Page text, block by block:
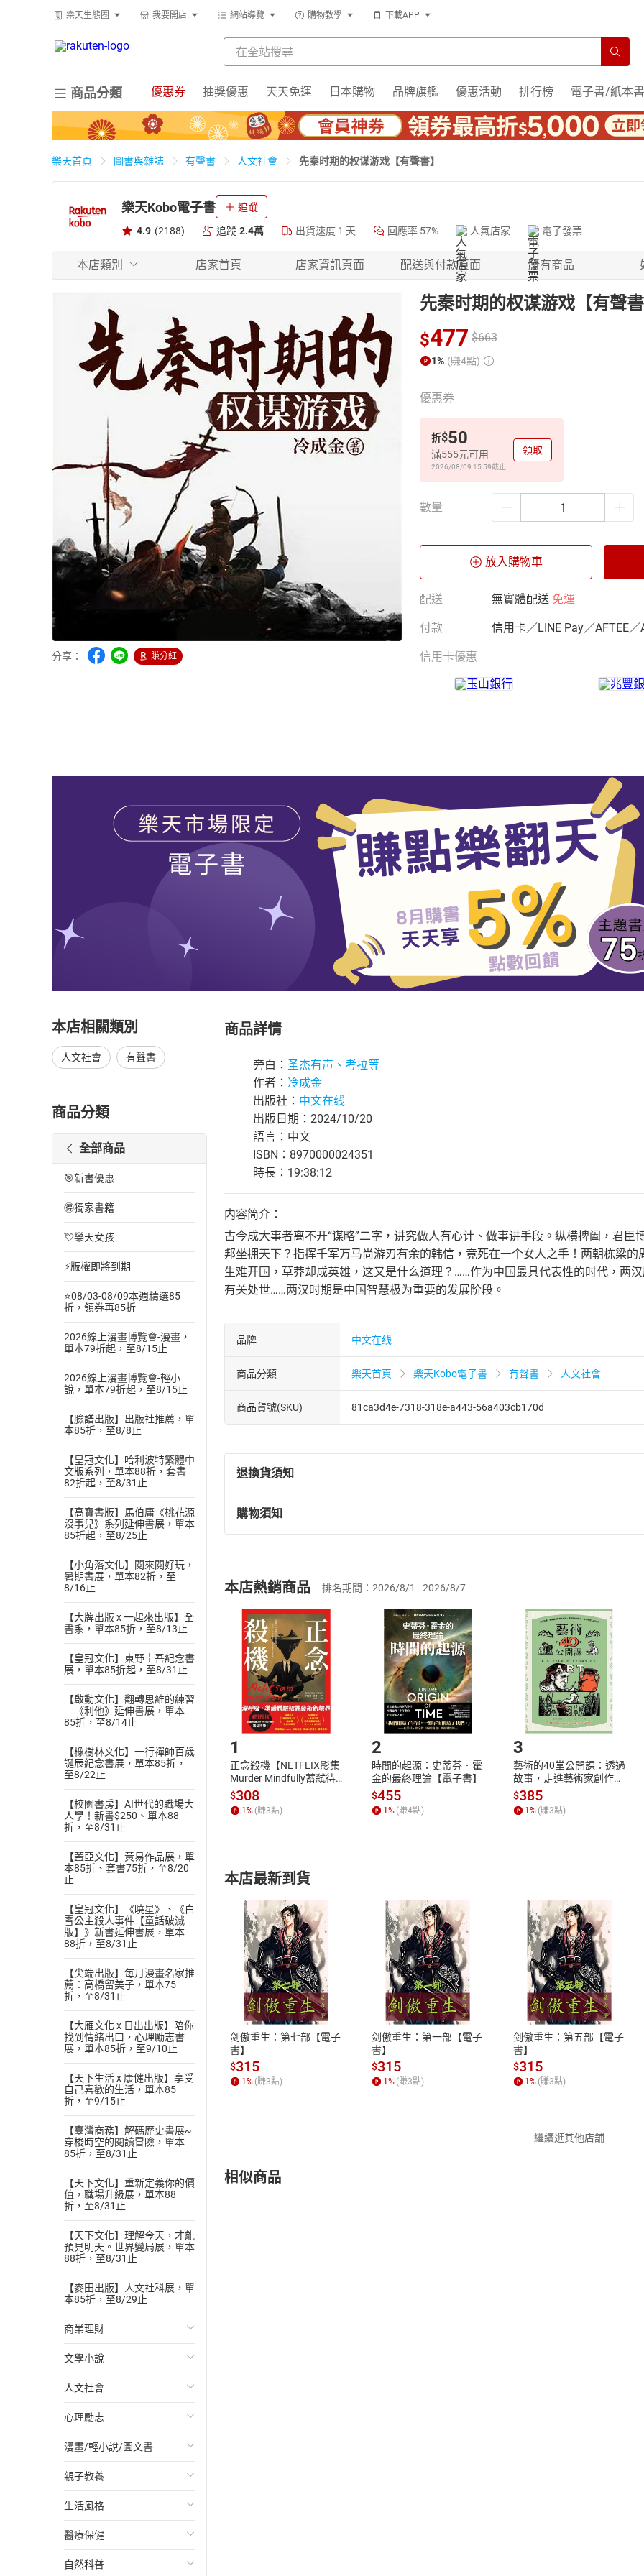
樂天生態圈 我要開店 網站導覽 購物教學 下載APP
商品分類 優惠券 抽獎優惠 天天免運 日本購物 品牌旗艦 優惠活動 排行榜 電子書/紙本書
樂天首頁 圖書與雜誌 有聲書 人文社會 先秦时期的权谋游戏【有聲書】
樂天Kobo電子書 追蹤
4.9 (2188) 追蹤 2.4萬 出貨速度 1 天 回應率 57% 人氣店家 電子發票
本店類別 店家首頁 店家資訊頁面 配送與付款頁面 所有商品
分享： 賺分紅
先秦时期的权谋游戏【有聲
$477 $663
1% (賺4點)
優惠券
折$50
滿555元可用
2026/08/09 15:59截止
領取
數量
放入購物車
配送 無實體配送 免運
付款 信用卡／LINE Pay／AFTEE／
信用卡優惠
本店相關類別
人文社會 有聲書
商品分類
全部商品
🎯新書優惠
🉐獨家書籍
💘樂天女孩
⚡版權即將到期
⭐08/03-08/09本週精選85
折，領券再85折
2026線上漫畫博覽會-漫畫，
單本79折起，至8/15止
2026線上漫畫博覽會-輕小
說，單本79折起，至8/15止
【臉譜出版】出版社推薦，單
本85折，至8/8止
【皇冠文化】哈利波特繁體中
文版系列，單本88折，套書
82折起，至8/31止
【高寶書版】馬伯庸《桃花源
沒事兒》系列延伸書展，單本
85折起，至8/25止
【小角落文化】閱來閱好玩，
暑期書展，單本82折，至
8/16止
【大牌出版 x 一起來出版】全
書系，單本85折，至8/13止
【皇冠文化】東野圭吾紀念書
展，單本85折起，至8/31止
【啟動文化】翻轉思維的練習
－《利他》延伸書展，單本
85折，至8/14止
【橡樹林文化】一行禪師百歲
誕辰紀念書展，單本85折，
至8/22止
【校園書房】AI世代的職場大
人學！新書$250、單本88
折，至8/31止
【蓋亞文化】黃易作品展，單
本85折、套書75折，至8/20
止
【皇冠文化】《曉星》、《白
雪公主殺人事件【童話破滅
版】》新書延伸書展，單本
88折，至8/31止
【尖端出版】每月漫畫名家推
薦：高橋留美子，單本75
折，至8/31止
【大雁文化 x 日出出版】陪你
找到情緒出口，心理勵志書
展，單本85折，至9/10止
【天下生活 x 康健出版】享受
自己喜歡的生活，單本85
折，至9/15止
【臺灣商務】解碼歷史書展~
穿梭時空的閱讀冒險，單本
85折，至8/31止
【天下文化】重新定義你的價
值，職場升級展，單本88
折，至8/31止
【天下文化】理解今天，才能
預見明天。世界變局展，單本
88折，至8/31止
【麥田出版】人文社科展，單
本85折，至8/29止
商業理財
投資理財
經濟/趨勢
財務/金融
管理/領導
職場工作術
成功法
行銷/廣告
傳記
文學小說
歐美文學
日本文學
韓國文學
華文文學
經典文學
成長/家庭生活小說
懸疑/推理小說
人文社會
國際關係
政治
社會科學
台灣/中國歷史
日/韓歷史
其他歷史/史學
心理勵志
心靈成長/情緒
人際關係
兩性關係
心理學
漫畫/輕小說/圖文書
輕小說
奇幻/科幻
愛情故事
職場/社會寫實
親子教養
教育現場
兒童文學/故事
兒童科普/學習
生活風格
飲食/食譜
健身/美顏
醫療保健
健康/養生
自然科普
商品詳情
旁白： 圣杰有声、考拉等
作者： 冷成金
出版社： 中文在线
出版日期：2024/10/20
語言：中文
ISBN：8970000024351
時長：19:38:12
内容简介：
古今成大事者离不开“谋略”二字，讲究做人有心计、做事讲手段。纵横捭阖，君
邦坐拥天下？指挥千军万马尚游刃有余的韩信，竟死在一个女人之手！两朝栋梁
生难开国，草莽却成英雄，这又是什么道理？……作为中国最具代表性的时代，两
有关处世……两汉时期是中国智慧极为重要的发展阶段。
品牌 中文在线
商品分類 樂天首頁 樂天Kobo電子書 有聲書 人文社會
商品貨號(SKU) 81ca3d4e-7318-318e-a443-56a403cb170d
退換貨須知
退換貨規定：
(一)依消費者保護法第19條第1項後段暨通訊交易解除權合理例外情事適用
(二)消費者訂購本店鋪之商品即代表知悉本店鋪所銷售之商品為電子書，
且已下載/存取電子書，不得請求退貨退款。
退貨方式：您欲取消訂單或辦理退貨時，請登入樂天市場，並於「我的訂單
貨」，本店鋪將依您的申請進行審核，待審核通過後將為您辦理退款事宜。
請注意，樂天市場須以整筆訂單為單位進行取消/退貨，恕無法以單支商品取
購物須知
挑選商品
Choose
放入購物車
Shopping cart
登入帳號
Login
購書後，如何開始使用？
Step1.選擇閱讀載具 Step2.登入
付款方式
ATM轉帳、信用卡、LINE PAY、AFTEE
退換貨規範
本店是否提供消費者保護法七日猶
之權利，遽消費者保護法及通訊交
除權合理例外情事適用準則，依商
質各有不同規定。詳細退換貨說明
照各商品說明。
本店熱銷商品 排名期間：2026/8/1 - 2026/8/7
1
正念殺機【NETFLIX影集
Murder Mindfully蓄弒待
發】【電子書】
$308
1% (賺3點)
2
時間的起源：史蒂芬．霍
金的最終理論【電子書】
$455
1% (賺4點)
3
藝術的40堂公開課：透過
故事，走進藝術家創作現
場，看藝術如何誕生、如
何形塑人類生活【電子
書】
$385
1% (賺3點)
本店最新到貨
剑傲重生：第七部【電子
書】
$315
1 % (賺3點)
剑傲重生：第一部【電子
書】
$315
1 % (賺3點)
剑傲重生：第五部【電子
書】
$315
1 % (賺3點)
繼續逛其他店舖
相似商品